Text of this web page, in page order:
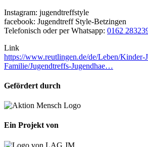
Instagram: jugendtreffstyle
facebook: Jugendtreff Style-Betzingen
Telefonisch oder per Whatsapp: 0162
Link
https://www.reutlingen.de/de/Leben/Kinder-
Familie/Jugendtreffs-Jugendhae…
Gefördert durch
Ein Projekt von